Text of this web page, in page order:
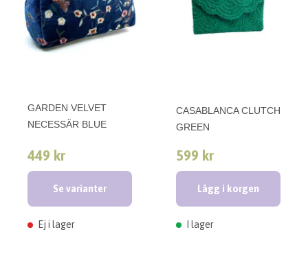
GARDEN VELVET
NECESSÄR BLUE
449 kr
Se varianter
Ej i lager
CASABLANCA CLUTCH
GREEN
599 kr
Lägg i korgen
I lager